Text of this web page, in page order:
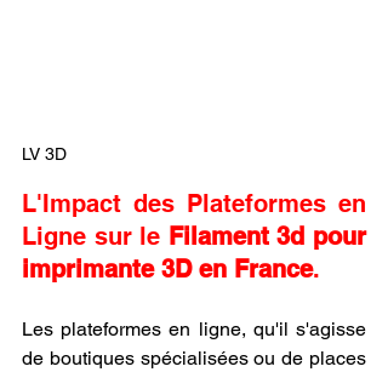
LV 3D
L'Impact des Plateformes en
Ligne sur le Filament 3d pour
imprimante 3D en France.
Les plateformes en ligne, qu'il s'agisse
de boutiques spécialisées ou de places